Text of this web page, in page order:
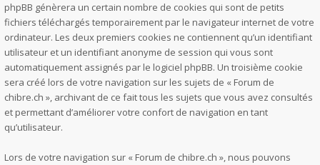
phpBB génèrera un certain nombre de cookies qui sont de petits
fichiers téléchargés temporairement par le navigateur internet de votre
ordinateur. Les deux premiers cookies ne contiennent qu’un identifiant
utilisateur et un identifiant anonyme de session qui vous sont
automatiquement assignés par le logiciel phpBB. Un troisième cookie
sera créé lors de votre navigation sur les sujets de « Forum de
chibre.ch », archivant de ce fait tous les sujets que vous avez consultés
et permettant d’améliorer votre confort de navigation en tant
qu’utilisateur.
Lors de votre navigation sur « Forum de chibre.ch », nous pouvons